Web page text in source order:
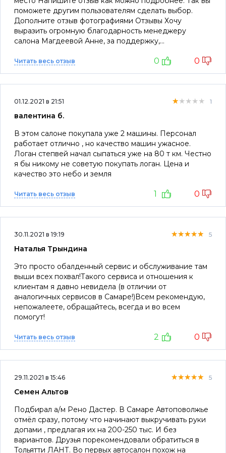
поможете другим пользователям сделать выбор.
Дополните отзыв фотографиями Отзывы Хочу
выразить огромную благодарность менеджеру
салона Магдеевой Анне, за поддержку,
помощь в выборе модели, комплектации. Все очень
доступно и понятно объяснила, ответы я получил на
Читать весь отзыв 0 0
01.12.2021 в 21:51 ★★★★★
★★★★★
★★★★★ 1
валентина б.
В этом салоне покупала уже 2 машины. Персонал
работает отлично , но качество машин ужасное.
Логан степвей начал сыпаться уже на 80 т км. Честно
я бы никому не советую покупать логан. Цена и
качество это небо и земля
Читать весь отзыв 1 0
30.11.2021 в 19:19 ★★★★★
★★★★★
★★★★★ 5
Наталья Трындина
Это просто обалденный сервис и обслуживание там
выши всех похвал!Такого сервиса и отношения к
клиентам я давно невидела (в отличии от
аналогичных сервисов в Самаре!)Всем рекомендую,
непожалеете, обращайтесь, всегда и во всем
помогут!
Читать весь отзыв 2 0
29.11.2021 в 15:46 ★★★★★
★★★★★
★★★★★ 5
Семен Альтов
Подбирал а/м Рено Дастер. В Самаре Автоповолжье
отмёл сразу, потому что начинают выкручивать руки
допами , предлагая их на 200-250 тыс. И без
вариантов. Друзья порекомендовали обратиться в
Тольятти ЛАНТ. Во первых автосалон похож на